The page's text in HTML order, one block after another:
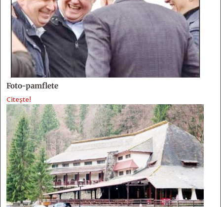
Foto-pamflete
Citește!